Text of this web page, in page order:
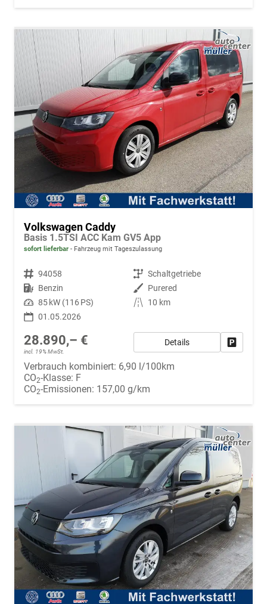
Volkswagen Caddy
Basis 1.5TSI ACC Kam GV5 App
sofort lieferbar Fahrzeug mit Tageszulassung
Fahrzeugnr. 94058 Getriebe Schaltgetriebe
Kraftstoff Benzin Außenfarbe Purered
Leistung 85 kW (116 PS) Kilometerstand
10 km
01.05.2026
28.890,– €
incl. 19% MwSt.
Details
Verbrauch kombiniert: 6,90 l/100km
CO2-Klasse: F
CO2-Emissionen: 157,00 g/km